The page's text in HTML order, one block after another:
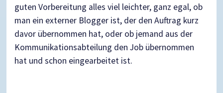
guten Vorbereitung alles viel leichter, ganz egal, ob
man ein externer Blogger ist, der den Auftrag kurz
davor übernommen hat, oder ob jemand aus der
Kommunikationsabteilung den Job übernommen
hat und schon eingearbeitet ist.